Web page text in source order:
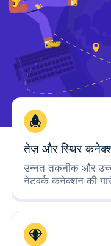
तेज़ और स्थिर
उन्नत तकनीक और
नेटवर्क कनेक्शन की